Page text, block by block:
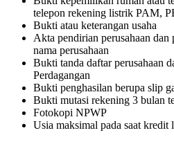
telepon rekening listrik PAM,
Bukti atau keterangan usaha
Akta pendirian perusahaan dan
nama perusahaan
Bukti tanda daftar perusahaan
Perdagangan
Bukti penghasilan berupa slip
Bukti mutasi rekening 3 bulan
Fotokopi NPWP
Usia maksimal pada saat kredit